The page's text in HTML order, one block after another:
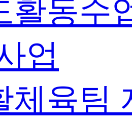
활동수
업
체육팀